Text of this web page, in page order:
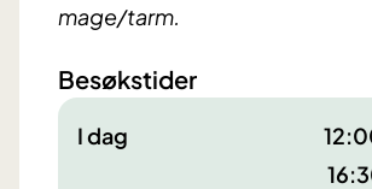
mage/tarm.
Besøkstider
I dag